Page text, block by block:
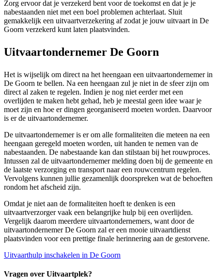
Zorg ervoor dat je verzekerd bent voor de toekomst en dat je je
nabestaanden niet met een boel problemen achterlaat. Sluit
gemakkelijk een uitvaartverzekering af zodat je jouw uitvaart in De
Goorn verzekerd kunt laten plaatsvinden.
Uitvaartondernemer De Goorn
Het is wijselijk om direct na het heengaan een uitvaartondernemer in
De Goorn te bellen. Na een heengaan zul je niet in de sfeer zijn om
direct al zaken te regelen. Indien je nog niet eerder met een
overlijden te maken hebt gehad, heb je meestal geen idee waar je
moet zijn en hoe er dingen georganiseerd moeten worden. Daarvoor
is er de uitvaartondernemer.
De uitvaartondernemer is er om alle formaliteiten die meteen na een
heengaan geregeld moeten worden, uit handen te nemen van de
nabestaanden. De nabestaande kan dan stilstaan bij het rouwproces.
Intussen zal de uitvaartondernemer melding doen bij de gemeente en
de laatste verzorging en transport naar een rouwcentrum regelen.
Vervolgens kunnen jullie gezamenlijk doorspreken wat de behoeften
rondom het afscheid zijn.
Omdat je niet aan de formaliteiten hoeft te denken is een
uitvaartverzorger vaak een belangrijke hulp bij een overlijden.
Vergelijk daarom meerdere uitvaartondernemers, want door de
uitvaartondernemer De Goorn zal er een mooie uitvaartdienst
plaatsvinden voor een prettige finale herinnering aan de gestorvene.
Uitvaarthulp inschakelen in De Goorn
Vragen over Uitvaartplek?